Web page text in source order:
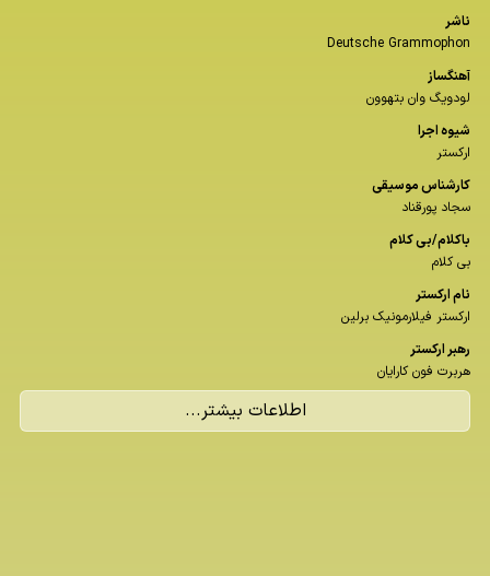
ناشر
Deutsche Grammophon
آهنگساز
لودویگ وان بتهوون
شیوه اجرا
ارکستر
كارشناس موسیقی
سجاد پورقناد
باكلام/بی كلام
بی کلام
نام اركستر
ارکستر فیلارمونیک برلین
رهبر اركستر
هربرت فون کارایان
اطلاعات بیشتر...